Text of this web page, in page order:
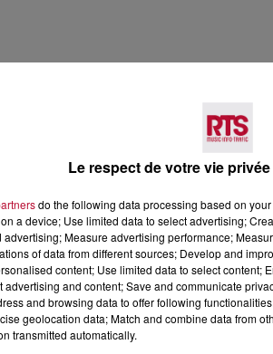
À LA MJC DE
6 août
NÎMES
Le respect de votre vie
do the following data processing based on
a device; Use limited data to select advertising;
Measure advertising performance;
of data from different sources; Develop and
content; Use limited data to select content;
advertising and content; Save and communicate
and browsing data to offer following
geolocation data; Match and combine data from
transmitted automatically.